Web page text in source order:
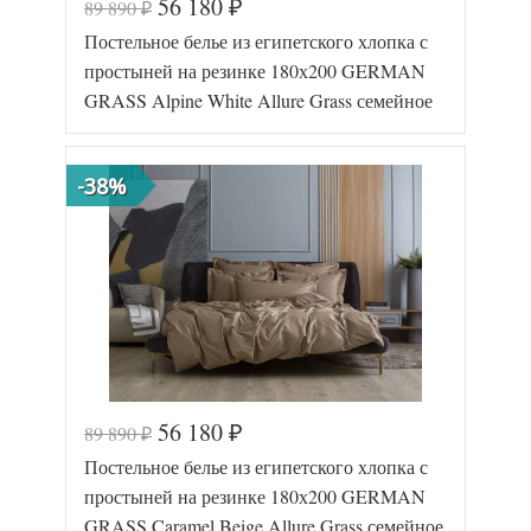
пододеяльника
(2шт)
Размер
простыни
240х260
Размер
наволочек
50х70
(2шт),
50х70
(2шт),
70х70
Производитель
German
Grass
(Австрия)
Код товара
577-650
Артикул
GG-47182
Ткань
Мако-
89 890₽ 56 180 ₽
Постельное белье из египетского хлопка с
простыней на резинке 180х200 GERMAN
GRASS Alpine White Allure Grass семейное
-38%
89 890₽ 56 180 ₽
Постельное белье из египетского хлопка с
простыней на резинке 180х200 GERMAN
GRASS Caramel Beige Allure Grass семейное